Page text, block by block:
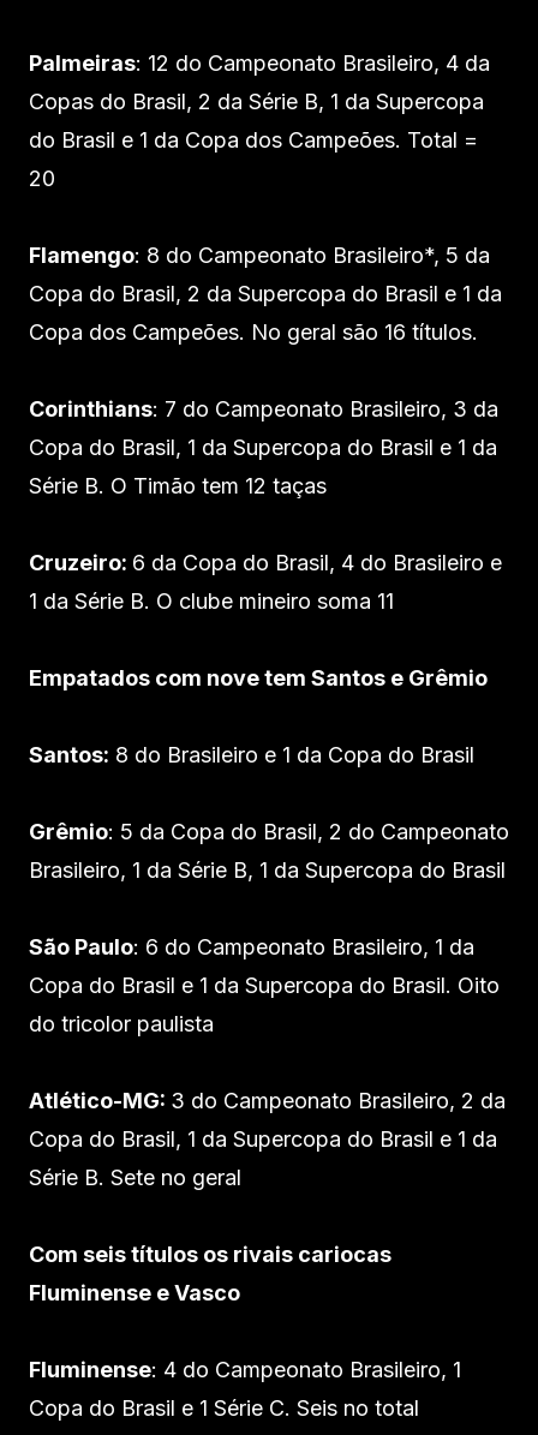
Palmeiras: 12 do Campeonato Brasileiro, 4 da
Copas do Brasil, 2 da Série B, 1 da Supercopa
do Brasil e 1 da Copa dos Campeões. Total =
20
Flamengo: 8 do Campeonato Brasileiro*, 5 da
Copa do Brasil, 2 da Supercopa do Brasil e 1 da
Copa dos Campeões. No geral são 16 títulos.
Corinthians: 7 do Campeonato Brasileiro, 3 da
Copa do Brasil, 1 da Supercopa do Brasil e 1 da
Série B. O Timão tem 12 taças
Cruzeiro: 6 da Copa do Brasil, 4 do Brasileiro e
1 da Série B. O clube mineiro soma 11
Empatados com nove tem Santos e Grêmio
Santos: 8 do Brasileiro e 1 da Copa do Brasil
Grêmio: 5 da Copa do Brasil, 2 do Campeonato
Brasileiro, 1 da Série B, 1 da Supercopa do Brasil
São Paulo: 6 do Campeonato Brasileiro, 1 da
Copa do Brasil e 1 da Supercopa do Brasil. Oito
do tricolor paulista
Atlético-MG: 3 do Campeonato Brasileiro, 2 da
Copa do Brasil, 1 da Supercopa do Brasil e 1 da
Série B. Sete no geral
Com seis títulos os rivais cariocas
Fluminense e Vasco
Fluminense: 4 do Campeonato Brasileiro, 1
Copa do Brasil e 1 Série C. Seis no total